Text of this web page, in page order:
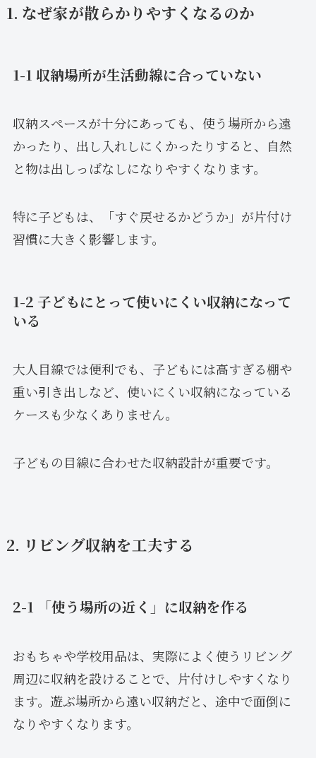
1. なぜ家が散らかりやすくなるのか
1-1 収納場所が生活動線に合っていない
収納スペースが十分にあっても、使う場所から遠
かったり、出し入れしにくかったりすると、自然
と物は出しっぱなしになりやすくなります。
特に子どもは、「すぐ戻せるかどうか」が片付け
習慣に大きく影響します。
1-2 子どもにとって使いにくい収納になって
いる
大人目線では便利でも、子どもには高すぎる棚や
重い引き出しなど、使いにくい収納になっている
ケースも少なくありません。
子どもの目線に合わせた収納設計が重要です。
2. リビング収納を工夫する
2-1 「使う場所の近く」に収納を作る
おもちゃや学校用品は、実際によく使うリビング
周辺に収納を設けることで、片付けしやすくなり
ます。遊ぶ場所から遠い収納だと、途中で面倒に
なりやすくなります。